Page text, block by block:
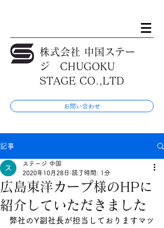
株式会社 中国ステー
ジ CHUGOKU
STAGE CO.,LTD
お問い合わせ
記事
広島東洋カープ様のHPに
紹介していただきました
ステージ 中国
2020年10月28日 読了時間: 1分
弊社のY副社長が担当しておりますマツ